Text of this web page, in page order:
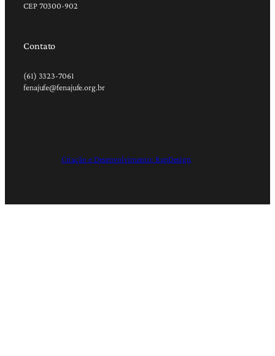
CEP 70300-902
Contato
(61) 3323-7061
fenajufe@fenajufe.org.br
Criação e Desenvolvimento: RapDesign